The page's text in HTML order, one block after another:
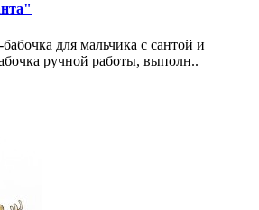
для мальчика с сантой и
ручной работы, выполн..